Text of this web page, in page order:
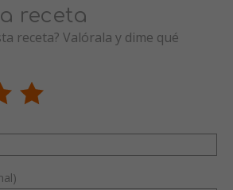
receta
receta? Valórala y dime qué